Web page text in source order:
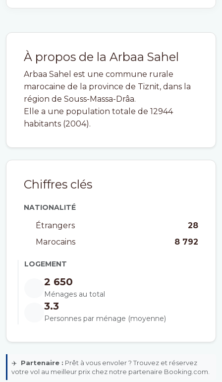
À propos de la Arbaa Sahel
Arbaa Sahel est une commune rurale
marocaine de la province de Tiznit, dans la
région de Souss-Massa-Drâa.
Elle a une population totale de 12944
habitants (2004).
Chiffres clés
NATIONALITÉ
Étrangers
28
Marocains
8 792
LOGEMENT
2 650
Ménages au total
3.3
Personnes par ménage (moyenne)
✈️ Partenaire : Prêt à vous envoler ? Trouvez et réservez
votre vol au meilleur prix chez notre partenaire Booking.com.